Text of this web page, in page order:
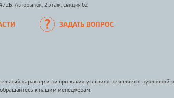
2Б, Авторынок, 2 этаж, секция 62
ЗАДАТЬ ВОПРОС
характер и ни при каких условиях не является публичной
к нашим менеджерам.